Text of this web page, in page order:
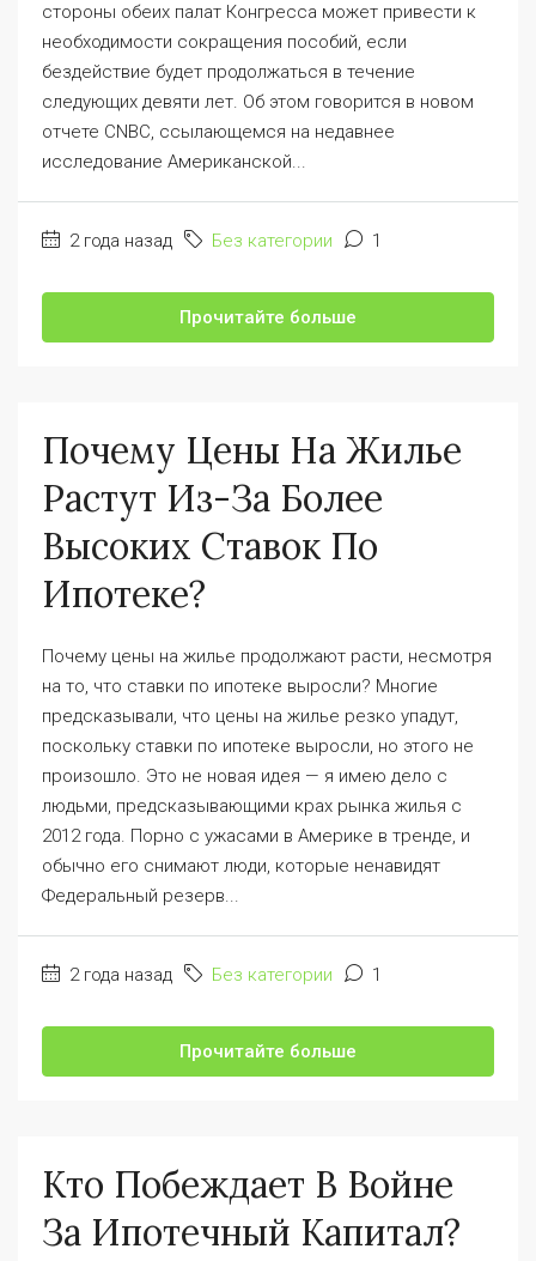
стороны обеих палат Конгресса может привести к
необходимости сокращения пособий, если
бездействие будет продолжаться в течение
следующих девяти лет. Об этом говорится в новом
отчете CNBC, ссылающемся на недавнее
исследование Американской...
2 года назад Без категории 1
Прочитайте больше
Почему Цены На Жилье
Растут Из-За Более
Высоких Ставок По
Ипотеке?
Почему цены на жилье продолжают расти, несмотря
на то, что ставки по ипотеке выросли? Многие
предсказывали, что цены на жилье резко упадут,
поскольку ставки по ипотеке выросли, но этого не
произошло. Это не новая идея — я имею дело с
людьми, предсказывающими крах рынка жилья с
2012 года. Порно с ужасами в Америке в тренде, и
обычно его снимают люди, которые ненавидят
Федеральный резерв...
2 года назад Без категории 1
Прочитайте больше
Кто Побеждает В Войне
За Ипотечный Капитал?